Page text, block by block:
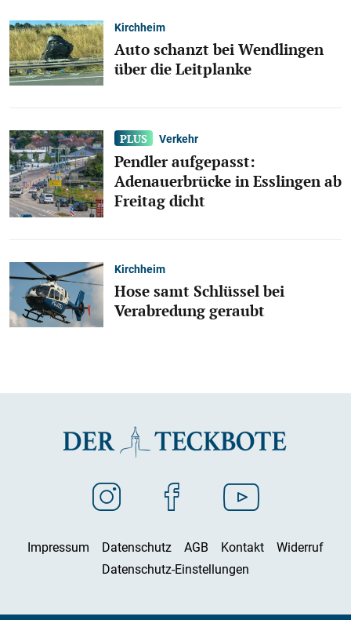
Kirchheim
Auto schanzt bei Wendlingen
über die Leitplanke
Verkehr
Pendler aufgepasst:
Adenauerbrücke in Esslingen ab
Freitag dicht
Kirchheim
Hose samt Schlüssel bei
Verabredung geraubt
Impressum Datenschutz AGB Kontakt
Widerruf
Datenschutz-Einstellungen